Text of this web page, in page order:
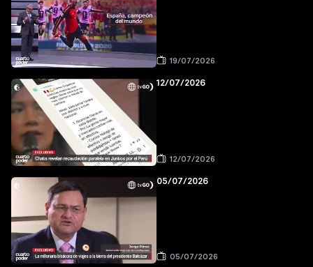
19/07/2026
12/07/2026
12/07/2026
05/07/2026
05/07/2026